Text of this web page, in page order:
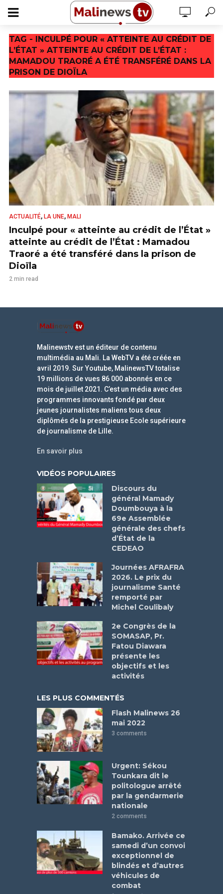
TAG - INCULPÉ POUR « ATTEINTE AU CRÉDIT DE
L’ÉTAT » ATTEINTE AU CRÉDIT DE L’ÉTAT :
MAMADOU TRAORÉ A ÉTÉ TRANSFÉRÉ DANS LA
PRISON DE DIOÏLA
ACTUALITÉ, LA UNE, MALI
Inculpé pour « atteinte au crédit de l’État »
atteinte au crédit de l’État : Mamadou
Traoré a été transféré dans la prison de
Dioïla
2 min read
Malinewstv est un éditeur de contenu
multimédia au Mali. La WebTV a été créée en
avril 2019. Sur Youtube, MalinewsTV totalise
19 millions de vues 86 000 abonnés en ce
mois de juillet 2021. C’est un média avec des
programmes innovants fondé par deux
jeunes journalistes maliens tous deux
diplômés de la prestigieuse Ecole supérieure
de journalisme de Lille.
En savoir plus
VIDÉOS POPULAIRES
Discours du
général Mamady
Doumbouya à la
69e Assemblée
générale des chefs
d’État de la
CEDEAO
Journées AFRAFRA
2026. Le prix du
journalisme Santé
remporté par
Michel Coulibaly
2e Congrès de la
SOMASAP, Pr.
Fatou Diawara
présente les
objectifs et les
activités
LES PLUS COMMENTÉS
Flash Malinews 26
mai 2022
3 comments
Urgent: Sékou
Tounkara dit le
politologue arrêté
par la gendarmerie
nationale
2 comments
Bamako. Arrivée ce
samedi d’un convoi
exceptionnel de
blindés et d’autres
véhicules de
combat